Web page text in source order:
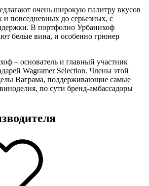
очень широкую палитру вкусов
и повседневных до серьезных, с
В портфолио Урбанихоф
белые вина, и особенно грюнер
– основатель и главный участник
Wagramer Selection. Члены этой
Ваграма, поддерживающие самые
по сути бренд-амбассадоры